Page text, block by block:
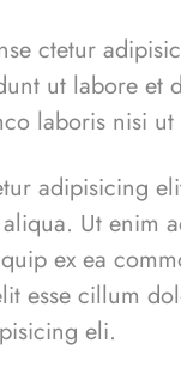
ctetur
ut labore et
laboris nisi
adipisicing
Ut enim
ex ea
esse cillum
eli.